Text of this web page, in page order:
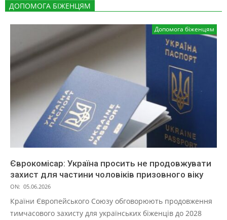
ДОПОМОГА БІЖЕНЦЯМ
Допомога біженцям
Єврокомісар: Україна просить не продовжувати
захист для частини чоловіків призовного віку
ON: 05.06.2026
Країни Європейського Союзу обговорюють продовження
тимчасового захисту для українських біженців до 2028